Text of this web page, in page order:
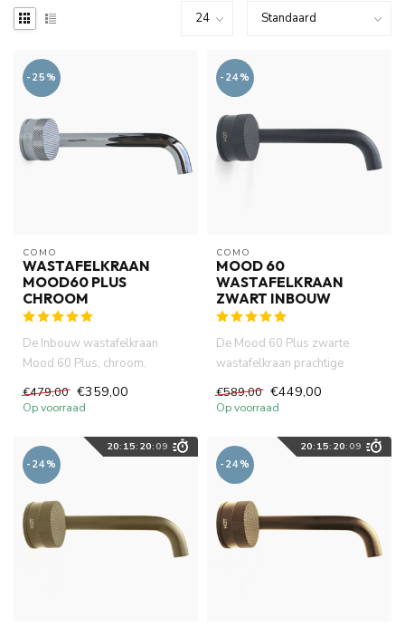
-25%
COMO
WASTAFELKRAAN
MOOD60 PLUS
CHROOM
De Inbouw wastafelkraan
Mood 60 Plus, chroom,
messing. ...
€479,00 €359,00
Op voorraad
-24%
COMO
MOOD 60
WASTAFELKRAAN
ZWART INBOUW
De Mood 60 Plus zwarte
wastafelkraan prachtige
...
€589,00 €449,00
Op voorraad
20: 15: 20:08
-24%
20: 15: 20:08
-24%